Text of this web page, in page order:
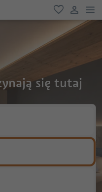
ulubione
link
się tutaj